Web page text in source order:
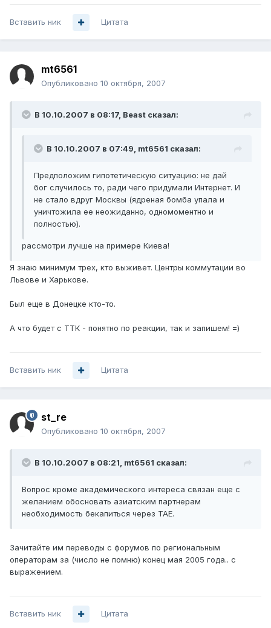
Вставить ник Цитата
mt6561
Опубликовано 10 октября, 2007
В 10.10.2007 в 08:17, Beast сказал:
В 10.10.2007 в 07:49, mt6561 сказал:
Предположим гипотетическую ситуацию: не дай
бог случилось то, ради чего придумали Интернет. И
не стало вдруг Москвы (ядреная бомба упала и
уничтожила ее неожиданно, одномоментно и
полностью).
рассмотри лучше на примере Киева!
Я знаю минимум трех, кто выживет. Центры коммутации во
Львове и Харькове.
Был еще в Донецке кто-то.
А что будет с ТТК - понятно по реакции, так и запишем! =)
Вставить ник Цитата
st_re
Опубликовано 10 октября, 2007
В 10.10.2007 в 08:21, mt6561 сказал:
Вопрос кроме академического интереса связан еще с
желанием обосновать азиатским партнерам
необходимость бекапиться через ТАЕ.
Зачитайте им переводы с форумов по региональным
операторам за (число не помню) конец мая 2005 года.. с
выражением.
Вставить ник Цитата